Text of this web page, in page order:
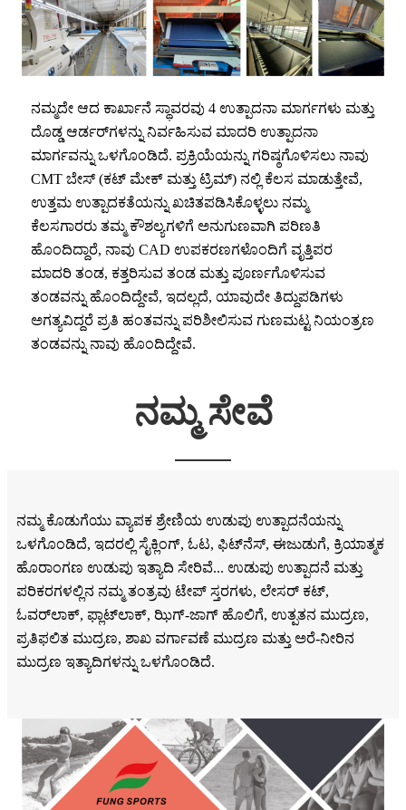
ನಮ್ಮದೇ ಆದ ಕಾರ್ಖಾನೆ ಸ್ಥಾವರವು 4 ಉತ್ಪಾದನಾ ಮಾರ್ಗಗಳು ಮತ್ತು
ದೊಡ್ಡ ಆರ್ಡರ್‌ಗಳನ್ನು ನಿರ್ವಹಿಸುವ ಮಾದರಿ ಉತ್ಪಾದನಾ
ಮಾರ್ಗವನ್ನು ಒಳಗೊಂಡಿದೆ. ಪ್ರಕ್ರಿಯೆಯನ್ನು ಗರಿಷ್ಠಗೊಳಿಸಲು ನಾವು
CMT ಬೇಸ್ (ಕಟ್ ಮೇಕ್ ಮತ್ತು ಟ್ರಿಮ್) ನಲ್ಲಿ ಕೆಲಸ ಮಾಡುತ್ತೇವೆ,
ಉತ್ತಮ ಉತ್ಪಾದಕತೆಯನ್ನು ಖಚಿತಪಡಿಸಿಕೊಳ್ಳಲು ನಮ್ಮ
ಕೆಲಸಗಾರರು ತಮ್ಮ ಕೌಶಲ್ಯಗಳಿಗೆ ಅನುಗುಣವಾಗಿ ಪರಿಣತಿ
ಹೊಂದಿದ್ದಾರೆ, ನಾವು CAD ಉಪಕರಣಗಳೊಂದಿಗೆ ವೃತ್ತಿಪರ
ಮಾದರಿ ತಂಡ, ಕತ್ತರಿಸುವ ತಂಡ ಮತ್ತು ಪೂರ್ಣಗೊಳಿಸುವ
ತಂಡವನ್ನು ಹೊಂದಿದ್ದೇವೆ, ಇದಲ್ಲದೆ, ಯಾವುದೇ ತಿದ್ದುಪಡಿಗಳು
ಅಗತ್ಯವಿದ್ದರೆ ಪ್ರತಿ ಹಂತವನ್ನು ಪರಿಶೀಲಿಸುವ ಗುಣಮಟ್ಟ ನಿಯಂತ್ರಣ
ತಂಡವನ್ನು ನಾವು ಹೊಂದಿದ್ದೇವೆ.
ನಮ್ಮ ಸೇವೆ
ನಮ್ಮ ಕೊಡುಗೆಯು ವ್ಯಾಪಕ ಶ್ರೇಣಿಯ ಉಡುಪು ಉತ್ಪಾದನೆಯನ್ನು
ಒಳಗೊಂಡಿದೆ, ಇದರಲ್ಲಿ ಸೈಕ್ಲಿಂಗ್, ಓಟ, ಫಿಟ್‌ನೆಸ್, ಈಜುಡುಗೆ, ಕ್ರಿಯಾತ್ಮಕ
ಹೊರಾಂಗಣ ಉಡುಪು ಇತ್ಯಾದಿ ಸೇರಿವೆ... ಉಡುಪು ಉತ್ಪಾದನೆ ಮತ್ತು
ಪರಿಕರಗಳಲ್ಲಿನ ನಮ್ಮ ತಂತ್ರವು ಟೇಪ್ ಸ್ತರಗಳು, ಲೇಸರ್ ಕಟ್,
ಓವರ್‌ಲಾಕ್, ಫ್ಲಾಟ್‌ಲಾಕ್, ಝಿಗ್-ಜಾಗ್ ಹೊಲಿಗೆ, ಉತ್ಪತನ ಮುದ್ರಣ,
ಪ್ರತಿಫಲಿತ ಮುದ್ರಣ, ಶಾಖ ವರ್ಗಾವಣೆ ಮುದ್ರಣ ಮತ್ತು ಅರೆ-ನೀರಿನ
ಮುದ್ರಣ ಇತ್ಯಾದಿಗಳನ್ನು ಒಳಗೊಂಡಿದೆ.